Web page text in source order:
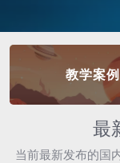
教学案例
最
当前最新发布的国